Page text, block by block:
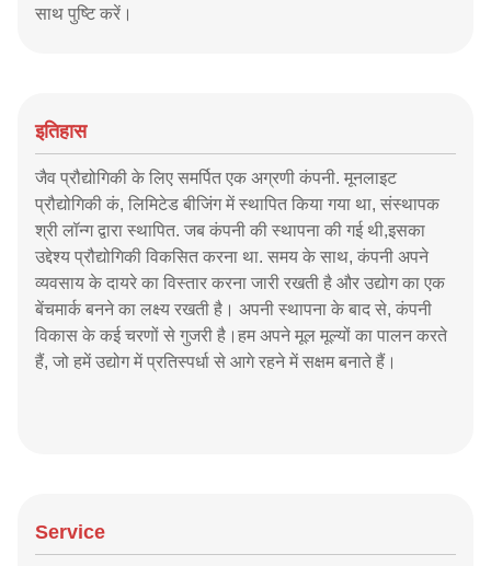
साथ पुष्टि करें।
इतिहास
जैव प्रौद्योगिकी के लिए समर्पित एक अग्रणी कंपनी. मूनलाइट
प्रौद्योगिकी कं, लिमिटेड बीजिंग में स्थापित किया गया था, संस्थापक
श्री लॉन्ग द्वारा स्थापित. जब कंपनी की स्थापना की गई थी,इसका
उद्देश्य प्रौद्योगिकी विकसित करना था. समय के साथ, कंपनी अपने
व्यवसाय के दायरे का विस्तार करना जारी रखती है और उद्योग का एक
बेंचमार्क बनने का लक्ष्य रखती है। अपनी स्थापना के बाद से, कंपनी
विकास के कई चरणों से गुजरी है।हम अपने मूल मूल्यों का पालन करते
हैं, जो हमें उद्योग में प्रतिस्पर्धा से आगे रहने में सक्षम बनाते हैं।
Service